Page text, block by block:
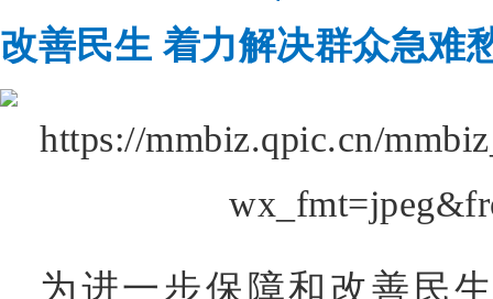
改善民生 着力解决群众急难
为进一步保障和改善民